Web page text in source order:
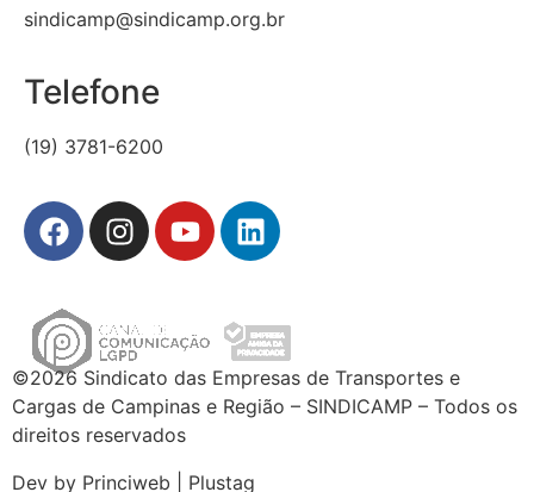
sindicamp@sindicamp.org.br
Telefone
(19) 3781-6200
©2026 Sindicato das Empresas de Transportes e
Cargas de Campinas e Região – SINDICAMP – Todos os
direitos reservados
Dev by Princiweb | Plustag